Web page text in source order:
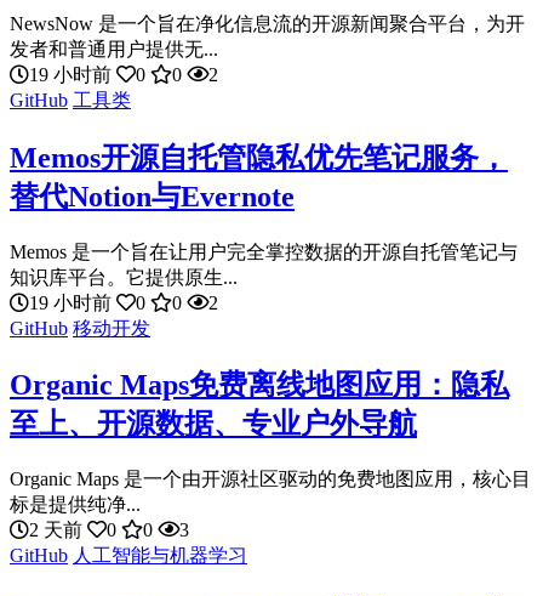
NewsNow 是一个旨在净化信息流的开源新闻聚合平台，为开
发者和普通用户提供无...
19 小时前
0 0
2
GitHub 工具类
Memos开源自托管隐私优先笔记服务，
替代Notion与Evernote
Memos 是一个旨在让用户完全掌控数据的开源自托管笔记与
知识库平台。它提供原生...
19 小时前
0 0
2
GitHub 移动开发
Organic Maps免费离线地图应用：隐私
至上、开源数据、专业户外导航
Organic Maps 是一个由开源社区驱动的免费地图应用，核心目
标是提供纯净...
2 天前
0 0
3
GitHub 人工智能与机器学习